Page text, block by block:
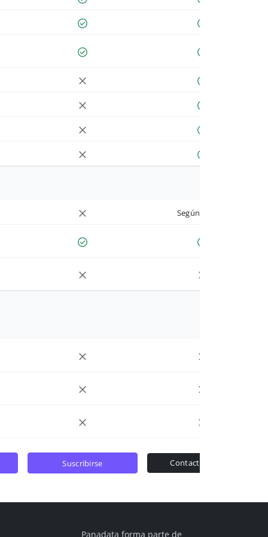
Según cuenta
suscribirse contactar ventas
Panadata forma parte de